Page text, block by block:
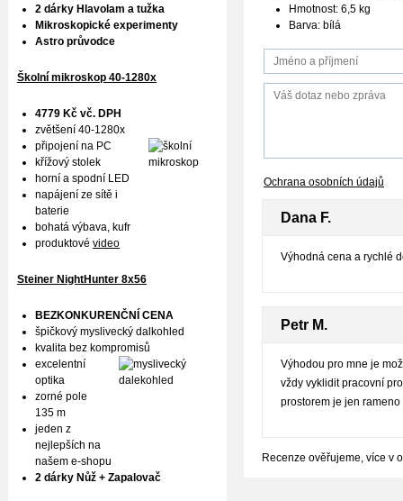
Hmotnost: 6,5 kg
Barva: bílá
Ochrana osobních údajů
Dana F.
Výhodná cena a rychlé
Petr M.
Výhodou pro mne je
vždy vyklidit pracovní
prostorem je jen rameno
Recenze ověřujeme, více v
2 dárky Hlavolam a tužka
Mikroskopické experimenty
Astro průvodce
Školní mikroskop 40-1280x
4779 Kč vč. DPH
zvětšení 40-1280x
připojení na PC
křížový stolek
horní a spodní LED
napájení ze sítě i
baterie
bohatá výbava, kufr
produktové video
Steiner NightHunter 8x56
BEZKONKURENČNÍ CENA
špičkový myslivecký dalkohled
kvalita bez kompromisů
excelentní
optika
zorné pole
135 m
jeden z
nejlepších na
našem e-shopu
2 dárky Nůž + Zapalovač